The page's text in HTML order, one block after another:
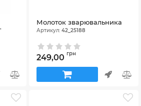
Молоток зварювальника
Артикул: 42_25188
249,00 грн